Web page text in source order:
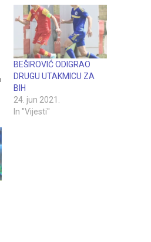
BEŠIROVIĆ ODIGRAO
DRUGU UTAKMICU ZA
BIH
24. jun 2021.
In "Vijesti"